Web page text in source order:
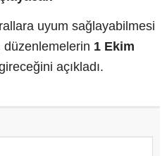
uyum sağlayabilmesi
düzenlemelerin 1 Ekim
açıkladı.